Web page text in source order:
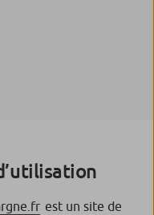
est un site de